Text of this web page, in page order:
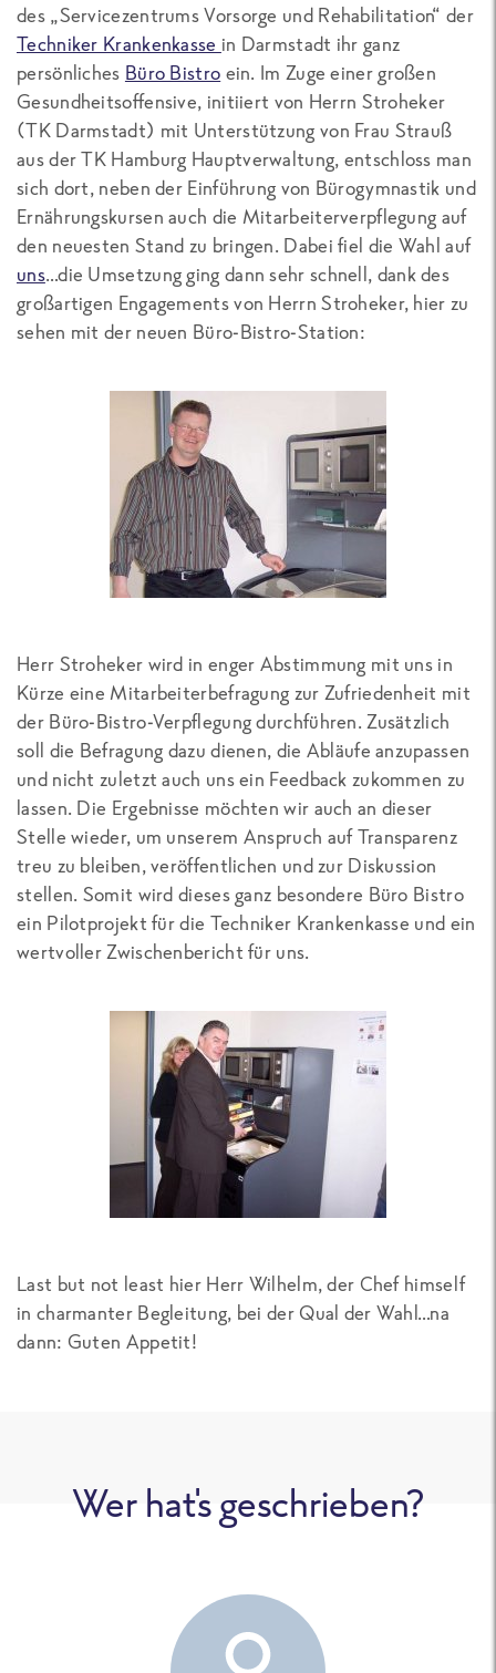
des „Servicezentrums Vorsorge und Rehabilitation“ der
Techniker Krankenkasse in Darmstadt ihr ganz
persönliches Büro Bistro ein. Im Zuge einer großen
Gesundheitsoffensive, initiiert von Herrn Stroheker
(TK Darmstadt) mit Unterstützung von Frau Strauß
aus der TK Hamburg Hauptverwaltung, entschloss man
sich dort, neben der Einführung von Bürogymnastik und
Ernährungskursen auch die Mitarbeiterverpflegung auf
den neuesten Stand zu bringen. Dabei fiel die Wahl auf
uns…die Umsetzung ging dann sehr schnell, dank des
großartigen Engagements von Herrn Stroheker, hier zu
sehen mit der neuen Büro-Bistro-Station:
Herr Stroheker wird in enger Abstimmung mit uns in
Kürze eine Mitarbeiterbefragung zur Zufriedenheit mit
der Büro-Bistro-Verpflegung durchführen. Zusätzlich
soll die Befragung dazu dienen, die Abläufe anzupassen
und nicht zuletzt auch uns ein Feedback zukommen zu
lassen. Die Ergebnisse möchten wir auch an dieser
Stelle wieder, um unserem Anspruch auf Transparenz
treu zu bleiben, veröffentlichen und zur Diskussion
stellen. Somit wird dieses ganz besondere Büro Bistro
ein Pilotprojekt für die Techniker Krankenkasse und ein
wertvoller Zwischenbericht für uns.
Last but not least hier Herr Wilhelm, der Chef himself
in charmanter Begleitung, bei der Qual der Wahl…na
dann: Guten Appetit!
Wer hat's geschrieben?